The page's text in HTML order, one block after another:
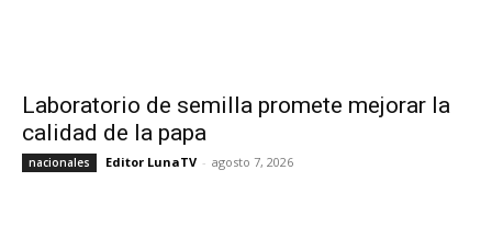
Laboratorio de semilla promete mejorar la
calidad de la papa
nacionales Editor LunaTV - agosto 7, 2026